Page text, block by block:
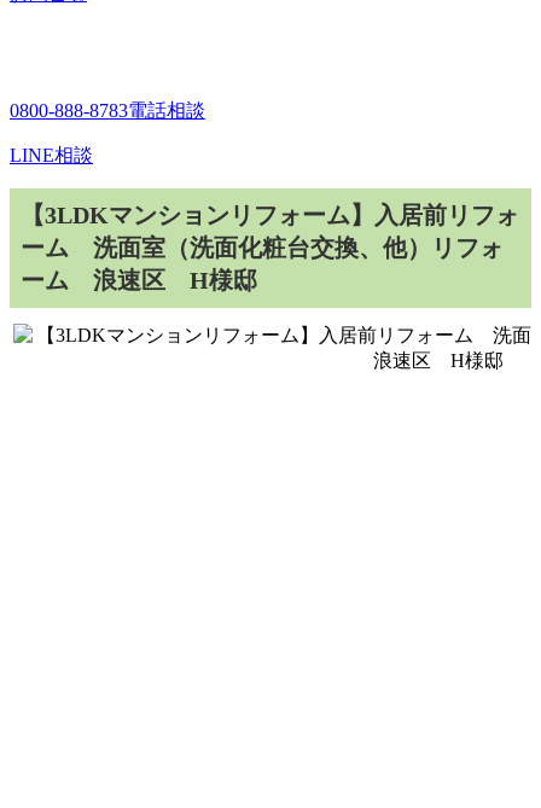
0800-888-8783電話相談
LINE相談
【3LDKマンションリフォーム】入居前リフォ
ーム 洗面室（洗面化粧台交換、他）リフォ
ーム 浪速区 H様邸